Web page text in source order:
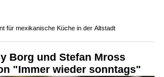
für mexikanische Küche in der Altstadt
Borg und Stefan Mross
"Immer wieder sonntags"